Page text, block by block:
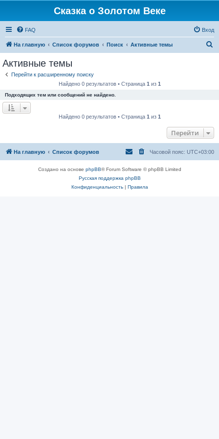
Сказка о Золотом Веке
FAQ Вход
На главную Список форумов Поиск Активные темы
Активные темы
Перейти к расширенному поиску
Найдено 0 результатов • Страница 1 из 1
Подходящих тем или сообщений не найдено.
Найдено 0 результатов • Страница 1 из 1
Перейти
На главную Список форумов Часовой пояс: UTC+03:00
Создано на основе phpBB® Forum Software © phpBB Limited
Русская поддержка phpBB
Конфиденциальность| Правила